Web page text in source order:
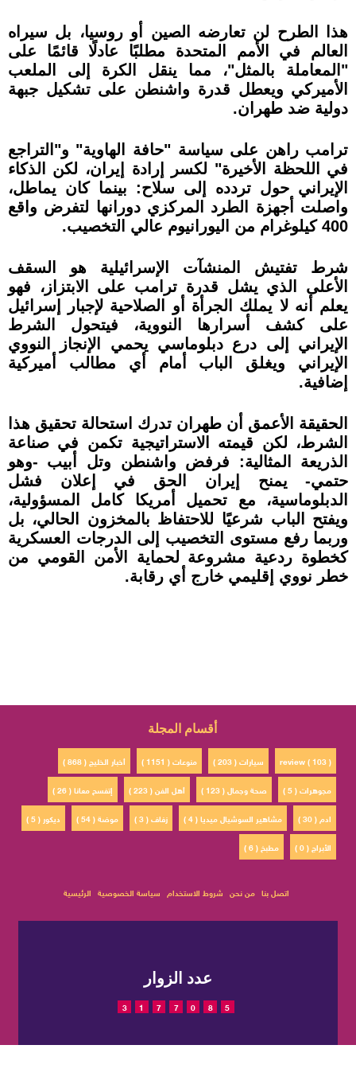
هذا الطرح لن تعارضه الصين أو روسيا، بل سيراه
العالم في الأمم المتحدة مطلبًا عادلًا قائمًا على
"المعاملة بالمثل"، مما ينقل الكرة إلى الملعب
الأميركي ويعطل قدرة واشنطن على تشكيل جبهة
دولية ضد طهران.
ترامب راهن على سياسة "حافة الهاوية" و"التراجع
في اللحظة الأخيرة" لكسر إرادة إيران، لكن الذكاء
الإيراني حول تردده إلى سلاح: بينما كان يماطل،
واصلت أجهزة الطرد المركزي دورانها لتفرض واقع
400 كيلوغرام من اليورانيوم عالي التخصيب.
شرط تفتيش المنشآت الإسرائيلية هو السقف
الأعلى الذي يشل قدرة ترامب على الابتزاز، فهو
يعلم أنه لا يملك الجرأة أو الصلاحية لإجبار إسرائيل
على كشف أسرارها النووية، فيتحول الشرط
الإيراني إلى درع دبلوماسي يحمي الإنجاز النووي
الإيراني ويغلق الباب أمام أي مطالب أميركية
إضافية.
الحقيقة الأعمق أن طهران تدرك استحالة تحقيق هذا
الشرط، لكن قيمته الاستراتيجية تكمن في صناعة
الذريعة المثالية: فرفض واشنطن وتل أبيب -وهو
حتمي- يمنح إيران الحق في إعلان فشل
الدبلوماسية، مع تحميل أمريكا كامل المسؤولية،
ويفتح الباب شرعيًا للاحتفاظ بالمخزون الحالي، بل
وربما رفع مستوى التخصيب إلى الدرجات العسكرية
كخطوة ردعية مشروعة لحماية الأمن القومي من
خطر نووي إقليمي خارج أي رقابة.
أقسام المجلة
أخبار الخليج ( 868 ) منوعات ( 1151 ) سيارات ( 203 )
review ( 103 )
إتفسح معانا ( 26 )
أهل الفن ( 223 ) صحة وجمال ( 123 )
مجوهرات ( 5 )
ديكور ( 5 )
موضة ( 54 ) زفاف ( 3 ) مشاهير السوشيال ميديا ( 4 )
ادم ( 30 )
مطبخ ( 6 )
الأبراج ( 0 )
الرئيسية سياسة الخصوصية شروط الاستخدام من نحن اتصل بنا
عدد الزوار
3 1 7 7 0 8 5